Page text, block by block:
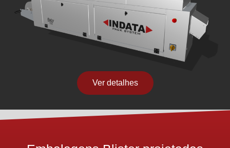
Ver detalhes